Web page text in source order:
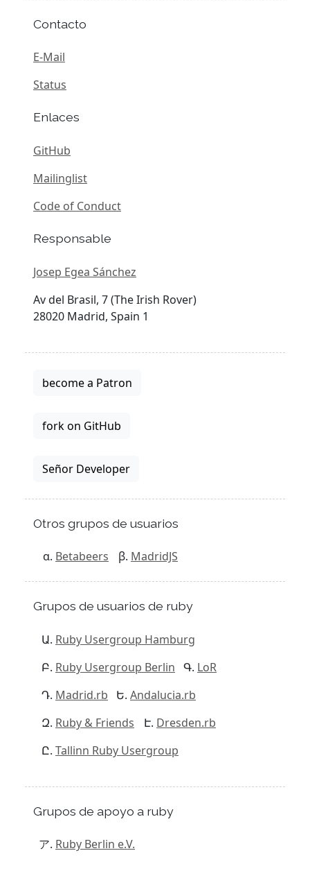
Contacto
E-Mail
Status
Enlaces
GitHub
Mailinglist
Code of Conduct
Responsable
Josep Egea Sánchez
Av del Brasil, 7 (The Irish Rover)
28020 Madrid, Spain 1
become a Patron
fork on GitHub
Señor Developer
Otros grupos de usuarios
Betabeers MadridJS
Grupos de usuarios de ruby
Ruby Usergroup Hamburg
Ruby Usergroup Berlin
LoR
Madrid.rb
Andalucia.rb
Ruby & Friends
Dresden.rb
Tallinn Ruby Usergroup
Grupos de apoyo a ruby
Ruby Berlin e.V.